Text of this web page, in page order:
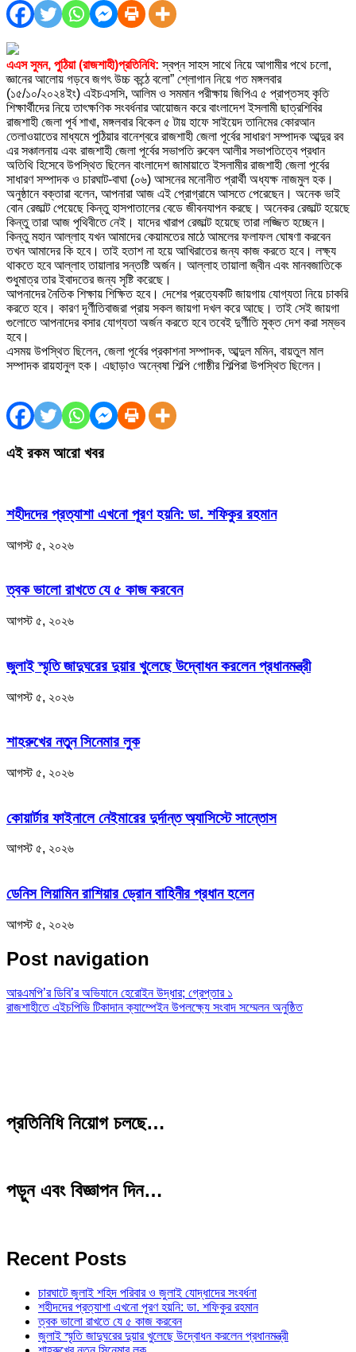
এএস সুমন, পুঠিয়া (রাজশাহী)প্রতিনিধি: স্বপ্ন সাহস সাথে নিয়ে আগামীর পথে চলো,
জ্ঞানের আলোয় গড়বে জগৎ উচ্চ কন্ঠে বলো” শ্লোগান নিয়ে গত মঙ্গলবার
(১৫/১০/২০২৪ইং) এইচএসসি, আলিম ও সমমান পরীক্ষায় জিপিএ ৫ প্রাপ্তসহ কৃতি
শিক্ষার্থীদের নিয়ে তাৎক্ষণিক সংবর্ধনার আয়োজন করে বাংলাদেশ ইসলামী ছাত্রশিবির
রাজশাহী জেলা পূর্ব শাখা, মঙ্গলবার বিকেল ৫ টায় হাফে সাইয়েদ তানিমের কোরআন
তেলাওয়াতের মাধ্যমে পুঠিয়ার বানেশ্বরে রাজশাহী জেলা পূর্বের সাধারণ সম্পাদক আব্দুর রব
এর সঞ্চালনায় এবং রাজশাহী জেলা পূর্বের সভাপতি রুবেল আলীর সভাপতিত্বে প্রধান
অতিথি হিসেবে উপস্থিত ছিলেন বাংলাদেশ জামায়াতে ইসলামীর রাজশাহী জেলা পূর্বের
সাধারণ সম্পাদক ও চারঘাট-বাঘা (০৬) আসনের মনোনীত প্রার্থী অধ্যক্ষ নাজমুল হক।
অনুষ্ঠানে বক্তারা বলেন, আপনারা আজ এই প্রোগ্রামে আসতে পেরেছেন। অনেক ভাই
বোন রেজাল্ট পেয়েছে কিন্তু হাসপাতালের বেডে জীবনযাপন করছে। অনেকর রেজাল্ট হয়েছে
কিন্তু তারা আজ পৃথিবীতে নেই। যাদের খারাপ রেজাল্ট হয়েছে তারা লজ্জিত হচ্ছেন।
কিন্তু মহান আল্লাহ যখন আমাদের কেয়ামতের মাঠে আমলের ফলাফল ঘোষণা করবেন
তখন আমাদের কি হবে। তাই হতাশ না হয়ে আখিরাতের জন্য কাজ করতে হবে। লক্ষ্য
থাকতে হবে আল্লাহ তায়ালার সন্তষ্টি অর্জন। আল্লাহ তায়ালা জ্বীন এবং মানবজাতিকে
শুধুমাত্র তার ইবাদতের জন্য সৃষ্টি করেছে।
আপনাদের নৈতিক শিক্ষায় শিক্ষিত হবে। দেশের প্রত্যেকটি জায়গায় যোগ্যতা নিয়ে চাকরি
করতে হবে। কারণ দূর্ণীতিবাজরা প্রায় সকল জায়গা দখল করে আছে। তাই সেই জায়গা
গুলোতে আপনাদের বসার যোগ্যতা অর্জন করতে হবে তবেই দুর্ণীতি মুক্ত দেশ করা সম্ভব
হবে।
এসময় উপস্থিত ছিলেন, জেলা পূর্বের প্রকাশনা সম্পাদক, আব্দুল মমিন, বায়তুল মাল
সম্পাদক রায়হানুল হক। এছাড়াও অন্বেষা শিল্পি গোষ্ঠীর শিল্পিরা উপস্থিত ছিলেন।
এই রকম আরো খবর
শহীদদের প্রত্যাশা এখনো পূরণ হয়নি: ডা. শফিকুর রহমান
আগস্ট ৫, ২০২৬
ত্বক ভালো রাখতে যে ৫ কাজ করবেন
আগস্ট ৫, ২০২৬
জুলাই স্মৃতি জাদুঘরের দুয়ার খুলেছে উদ্বোধন করলেন প্রধানমন্ত্রী
আগস্ট ৫, ২০২৬
শাহরুখের নতুন সিনেমার লুক
আগস্ট ৫, ২০২৬
কোয়ার্টার ফাইনালে নেইমারের দুর্দান্ত অ্যাসিস্টে সান্তোস
আগস্ট ৫, ২০২৬
ডেনিস লিয়ামিন রাশিয়ার ড্রোন বাহিনীর প্রধান হলেন
আগস্ট ৫, ২০২৬
Post navigation
আরএমপি’র ডিবি’র অভিযানে হেরোইন উদ্ধার; গ্রেপ্তার ১
রাজশাহীতে এইচপিভি টিকাদান ক্যাম্পেইন উপলক্ষ্যে সংবাদ সম্মেলন অনুষ্ঠিত
প্রতিনিধি নিয়োগ চলছে…
পড়ুন এবং বিজ্ঞাপন দিন…
Recent Posts
চারঘাটে জুলাই শহিদ পরিবার ও জুলাই যোদ্ধাদের সংবর্ধনা
শহীদদের প্রত্যাশা এখনো পূরণ হয়নি: ডা. শফিকুর রহমান
ত্বক ভালো রাখতে যে ৫ কাজ করবেন
জুলাই স্মৃতি জাদুঘরের দুয়ার খুলেছে উদ্বোধন করলেন প্রধানমন্ত্রী